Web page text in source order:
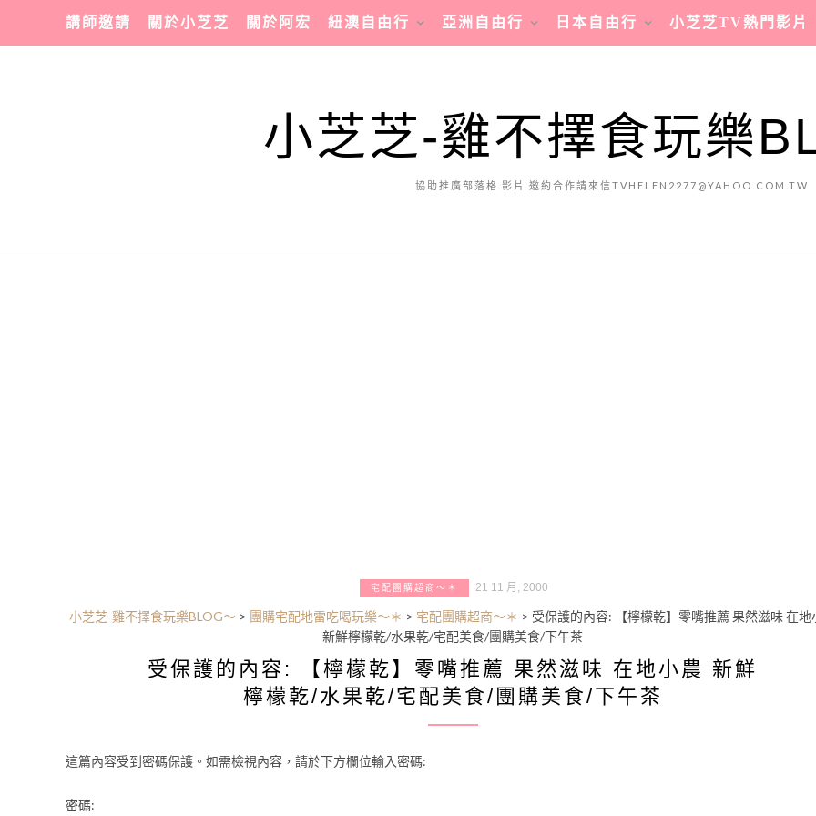
講師邀請 關於小芝芝 關於阿宏 紐澳自由行 亞洲自由行 日本自由行 小芝芝TV熱門影片
小芝芝-雞不擇食玩樂
協助推廣部落格.影片.邀約合作請來信TVHELEN2277@YAHOO.COM.TW
宅配團購超商～＊ 21 11 月, 2000
小芝芝-雞不擇食玩樂BLOG～> 團購宅配地雷吃喝玩樂～＊ > 宅配團購超商～＊ > 受保護的內容: 【檸檬乾】零嘴推薦 果然滋味 在地
新鮮檸檬乾/水果乾/宅配美食/團購美食/下午茶
受保護的內容: 【檸檬乾】零嘴推薦 果然滋味 在地小農 新鮮
檸檬乾/水果乾/宅配美食/團購美食/下午茶
這篇內容受到密碼保護。如需檢視內容，請於下方欄位輸入密碼:
密碼: